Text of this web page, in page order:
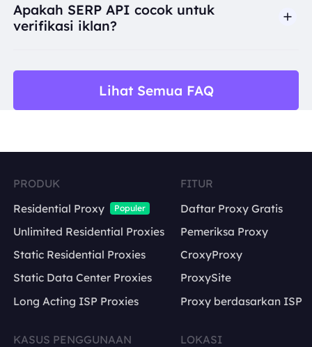
link tampilan
snippet
mesin pencari
negara atau kota
bahasa
jenis perangkat
Apakah SERP API cocok untuk
verifikasi iklan?
Lihat Semua FAQ
PRODUK
Residential Proxy
Populer
Unlimited Residential Proxies
Static Residential Proxies
Static Data Center Proxies
Long Acting ISP Proxies
FITUR
Daftar Proxy Gratis
Pemeriksa Proxy
CroxyProxy
ProxySite
Proxy berdasarkan ISP
KASUS PENGGUNAAN
LOKASI